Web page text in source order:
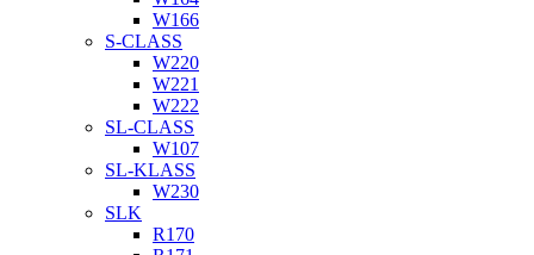
W166
S-CLASS
W220
W221
W222
SL-CLASS
W107
SL-KLASS
W230
SLK
R170